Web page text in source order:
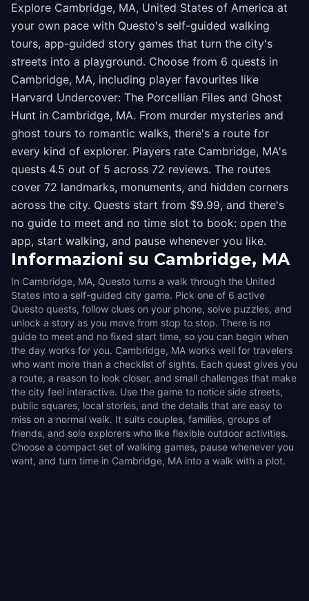
Explore Cambridge, MA, United States of America at
your own pace with Questo's self-guided walking
tours, app-guided story games that turn the city's
streets into a playground. Choose from 6 quests in
Cambridge, MA, including player favourites like
Harvard Undercover: The Porcellian Files and Ghost
Hunt in Cambridge, MA. From murder mysteries and
ghost tours to romantic walks, there's a route for
every kind of explorer. Players rate Cambridge, MA's
quests 4.5 out of 5 across 72 reviews. The routes
cover 72 landmarks, monuments, and hidden corners
across the city. Quests start from $9.99, and there's
no guide to meet and no time slot to book: open the
app, start walking, and pause whenever you like.
Informazioni su Cambridge, MA
In Cambridge, MA, Questo turns a walk through the United
States into a self-guided city game. Pick one of 6 active
Questo quests, follow clues on your phone, solve puzzles, and
unlock a story as you move from stop to stop. There is no
guide to meet and no fixed start time, so you can begin when
the day works for you. Cambridge, MA works well for travelers
who want more than a checklist of sights. Each quest gives you
a route, a reason to look closer, and small challenges that make
the city feel interactive. Use the game to notice side streets,
public squares, local stories, and the details that are easy to
miss on a normal walk. It suits couples, families, groups of
friends, and solo explorers who like flexible outdoor activities.
Choose a compact set of walking games, pause whenever you
want, and turn time in Cambridge, MA into a walk with a plot.